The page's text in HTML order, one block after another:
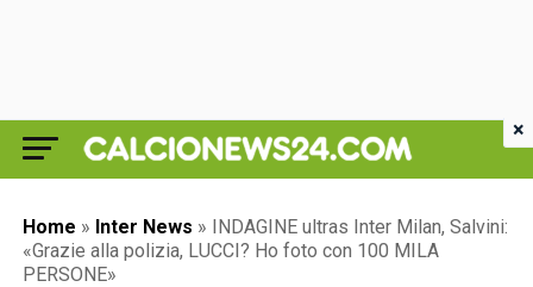
Home » Inter News » INDAGINE ultras Inter Milan, Salvini:
«Grazie alla polizia, LUCCI? Ho foto con 100 MILA
PERSONE»
×